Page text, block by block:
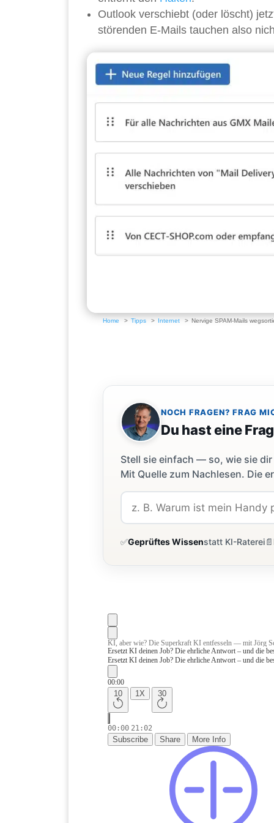
Outlook verschiebt (oder löscht)
störenden E-Mails tauchen also
Home Tipps Internet Nervige SPAM-Mails
NOCH FRAGEN? FRAG
Du hast eine
Stell sie einfach — so, wie sie
Mit Quelle zum Nachlesen. Die
✅Geprüftes Wissenstatt KI-Raterei📄